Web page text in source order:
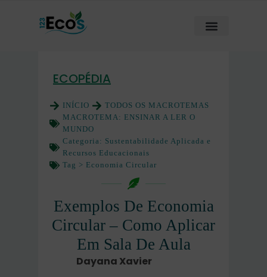
ECOPÉDIA
INÍCIO
TODOS OS MACROTEMAS
MACROTEMA: ENSINAR A LER O
MUNDO
Categoria: Sustentabilidade Aplicada e
Recursos Educacionais
Tag > Economia Circular
Exemplos De Economia
Circular – Como Aplicar
Em Sala De Aula
Dayana Xavier